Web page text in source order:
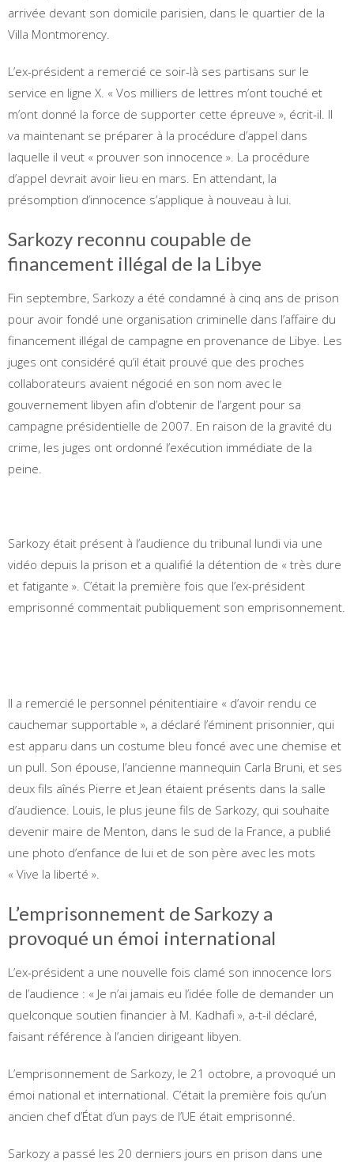
arrivée devant son domicile parisien, dans le quartier de la
Villa Montmorency.
L’ex-président a remercié ce soir-là ses partisans sur le
service en ligne X. « Vos milliers de lettres m’ont touché et
m’ont donné la force de supporter cette épreuve », écrit-il. Il
va maintenant se préparer à la procédure d’appel dans
laquelle il veut « prouver son innocence ». La procédure
d’appel devrait avoir lieu en mars. En attendant, la
présomption d’innocence s’applique à nouveau à lui.
Sarkozy reconnu coupable de
financement illégal de la Libye
Fin septembre, Sarkozy a été condamné à cinq ans de prison
pour avoir fondé une organisation criminelle dans l’affaire du
financement illégal de campagne en provenance de Libye. Les
juges ont considéré qu’il était prouvé que des proches
collaborateurs avaient négocié en son nom avec le
gouvernement libyen afin d’obtenir de l’argent pour sa
campagne présidentielle de 2007. En raison de la gravité du
crime, les juges ont ordonné l’exécution immédiate de la
peine.
Sarkozy était présent à l’audience du tribunal lundi via une
vidéo depuis la prison et a qualifié la détention de « très dure
et fatigante ». C’était la première fois que l’ex-président
emprisonné commentait publiquement son emprisonnement.
Il a remercié le personnel pénitentiaire « d’avoir rendu ce
cauchemar supportable », a déclaré l’éminent prisonnier, qui
est apparu dans un costume bleu foncé avec une chemise et
un pull. Son épouse, l’ancienne mannequin Carla Bruni, et ses
deux fils aînés Pierre et Jean étaient présents dans la salle
d’audience. Louis, le plus jeune fils de Sarkozy, qui souhaite
devenir maire de Menton, dans le sud de la France, a publié
une photo d’enfance de lui et de son père avec les mots
« Vive la liberté ».
L’emprisonnement de Sarkozy a
provoqué un émoi international
L’ex-président a une nouvelle fois clamé son innocence lors
de l’audience : « Je n’ai jamais eu l’idée folle de demander un
quelconque soutien financier à M. Kadhafi », a-t-il déclaré,
faisant référence à l’ancien dirigeant libyen.
L’emprisonnement de Sarkozy, le 21 octobre, a provoqué un
émoi national et international. C’était la première fois qu’un
ancien chef d’État d’un pays de l’UE était emprisonné.
Sarkozy a passé les 20 derniers jours en prison dans une